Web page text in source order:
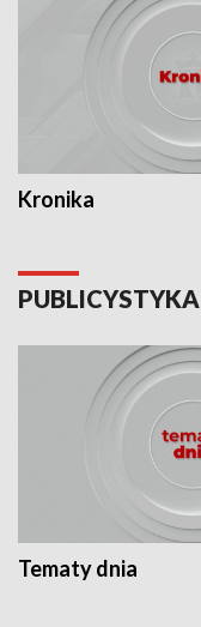
Kronika
PUBLICYSTYKA
Tematy dnia